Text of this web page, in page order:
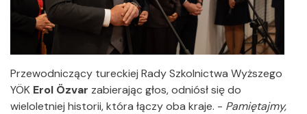
Przewodniczący tureckiej Rady Szkolnictwa Wyższego
YÖK Erol Özvar zabierając głos, odniósł się do
wieloletniej historii, która łączy oba kraje. - Pamiętajmy,